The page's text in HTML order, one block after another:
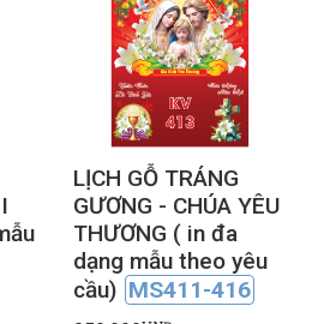
LỊCH GỖ TRÁNG
GƯƠNG - CHÚA YÊU
THƯƠNG ( in đa
dạng mẫu theo yêu
cầu) MS411-416